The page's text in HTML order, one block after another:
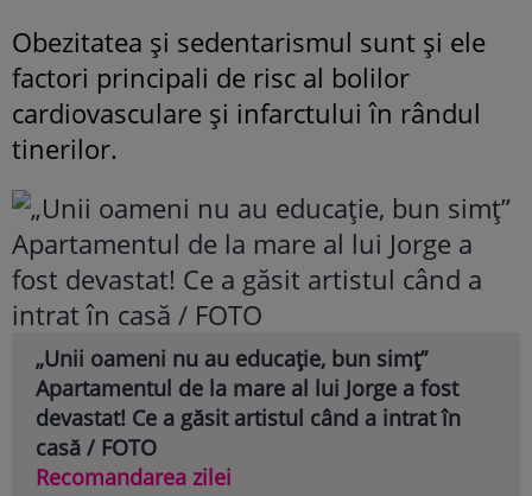
Obezitatea și sedentarismul sunt și ele
factori principali de risc al bolilor
cardiovasculare și infarctului în rândul
tinerilor.
„Unii oameni nu au educație, bun simț”
Apartamentul de la mare al lui Jorge a fost
devastat! Ce a găsit artistul când a intrat în
casă / FOTO
Recomandarea zilei